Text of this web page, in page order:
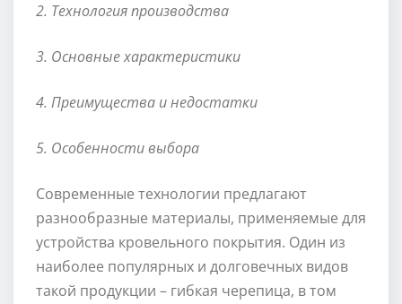
2. Технология производства
3. Основные характеристики
4. Преимущества и недостатки
5. Особенности выбора
Современные технологии предлагают
разнообразные материалы, применяемые для
устройства кровельного покрытия. Один из
наиболее популярных и долговечных видов
такой продукции – гибкая черепица, в том